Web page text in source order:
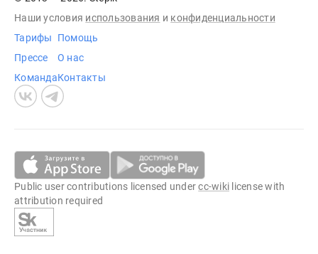
Наши условия использования и конфиденциальности
Тарифы
Прессе
Команда
Помощь
О нас
Контакты
Public user contributions licensed undercc-wiki license with
attribution required